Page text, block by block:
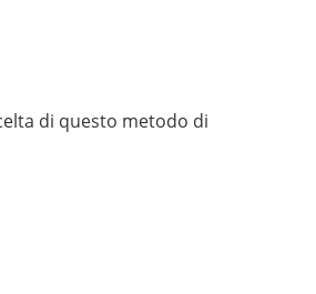
di questo metodo di